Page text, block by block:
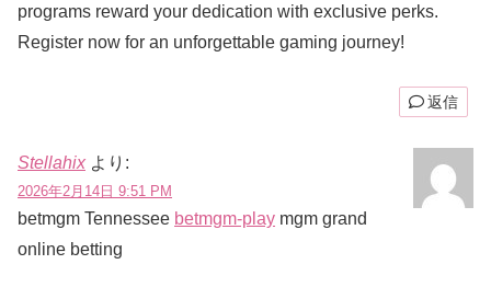
programs reward your dedication with exclusive perks.
Register now for an unforgettable gaming journey!
返信
Stellahix より:
2026年2月14日 9:51 PM
betmgm Tennessee betmgm-play mgm grand
online betting